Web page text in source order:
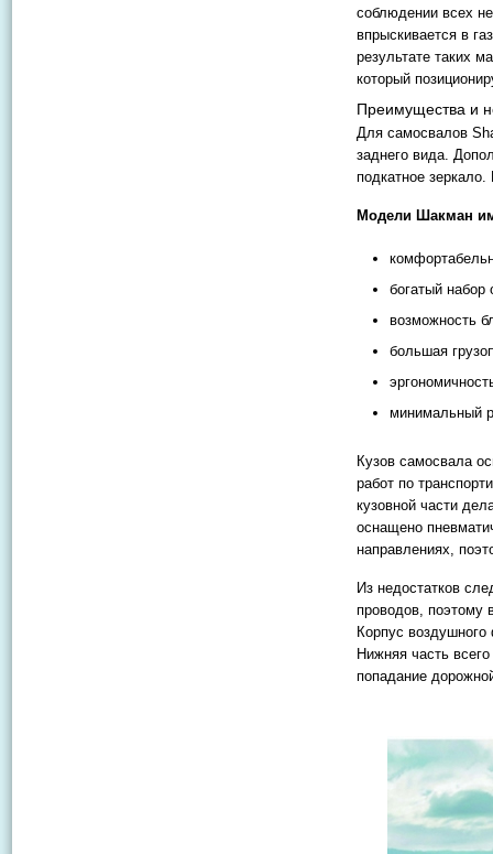
соблюдении всех
впрыскивается в
результате таких
который
Преимущества и
Для самосвалов
заднего вида.
подкатное зеркало.
Модели Шакман
богатый набор
возможность
большая
минимальный
Кузов самосвала
работ по
кузовной части
оснащено
направлениях,
Из недостатков
проводов, поэтому
Корпус
Нижняя часть
попадание